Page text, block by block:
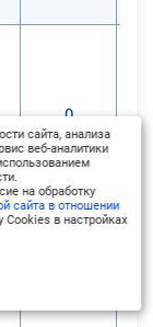
0
сайта, анализа
веб-аналитики
на обработку
сайта в отношении
Cookies в настройках